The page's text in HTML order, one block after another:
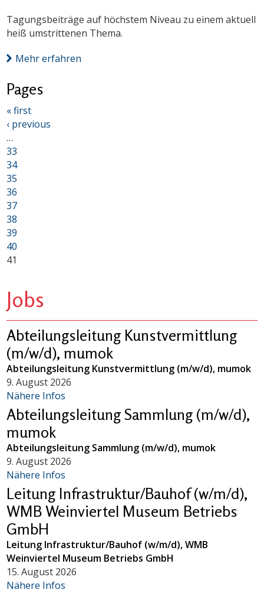
Tagungsbeiträge auf höchstem Niveau zu einem aktuell
heiß umstrittenen Thema.
Mehr erfahren
Pages
« first
‹ previous
…
33
34
35
36
37
38
39
40
41
Jobs
Abteilungsleitung Kunstvermittlung
(m/w/d), mumok
Abteilungsleitung Kunstvermittlung (m/w/d), mumok
9. August 2026
Nähere Infos
Abteilungsleitung Sammlung (m/w/d),
mumok
Abteilungsleitung Sammlung (m/w/d), mumok
9. August 2026
Nähere Infos
Leitung Infrastruktur/Bauhof (w/m/d),
WMB Weinviertel Museum Betriebs
GmbH
Leitung Infrastruktur/Bauhof (w/m/d), WMB
Weinviertel Museum Betriebs GmbH
15. August 2026
Nähere Infos